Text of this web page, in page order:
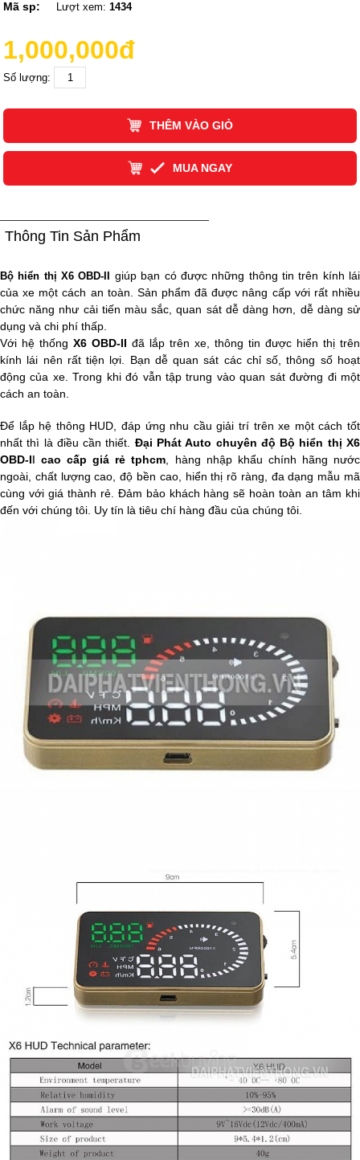
Mã sp: Lượt xem:1434
1,000,000đ
Số lượng:
THÊM VÀO GIỎ
MUA NGAY
Thông Tin Sản Phẩm
Bộ hiển thị X6 OBD-II
giúp bạn có được những thông tin trên kính lái
của xe một cách an toàn. Sản phẩm đã được nâng cấp với rất nhiều
chức năng như cải tiến màu sắc, quan sát dễ dàng hơn, dễ dàng sử
dụng và chi phí thấp.
Với hệ thống X6 OBD-II đã lắp trên xe, thông tin được hiển thị trên
kính lái nên rất tiện lợi. Bạn dễ quan sát các chỉ số, thông số hoạt
động của xe. Trong khi đó vẫn tập trung vào quan sát đường đi một
cách an toàn.
Để lắp hệ thông HUD, đáp ứng nhu cầu giải trí trên xe một cách tốt
nhất thì là điều cần thiết. Đại Phát Auto chuyên độ Bộ hiển thị X6
OBD-I
cao cấp giá rẻ tphcm , hàng nhập khẩu chính hãng nước
ngoài, chất lượng cao, độ bền cao, hiển thị rõ ràng, đa dạng mẫu mã
cùng với giá thành rẻ. Đảm bảo khách hàng sẽ hoàn toàn an tâm khi
đến với chúng tôi. Uy tín là tiêu chí hàng đầu của chúng tôi.